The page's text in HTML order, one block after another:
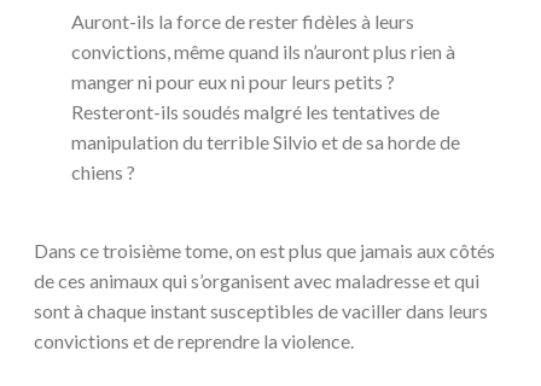
Auront-ils la force de rester fidèles à leurs
convictions, même quand ils n’auront plus rien à
manger ni pour eux ni pour leurs petits ?
Resteront-ils soudés malgré les tentatives de
manipulation du terrible Silvio et de sa horde de
chiens ?
Dans ce troisième tome, on est plus que jamais aux côtés
de ces animaux qui s’organisent avec maladresse et qui
sont à chaque instant susceptibles de vaciller dans leurs
convictions et de reprendre la violence.